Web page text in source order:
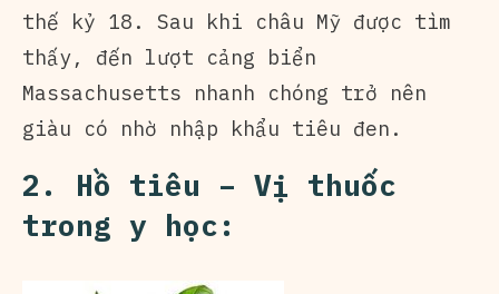
thế kỷ 18. Sau khi châu Mỹ được tìm
thấy, đến lượt cảng biển
Massachusetts nhanh chóng trở nên
giàu có nhờ nhập khẩu tiêu đen.
2. Hồ tiêu – Vị thuốc
trong y học: